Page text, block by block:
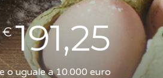
€ 191,25